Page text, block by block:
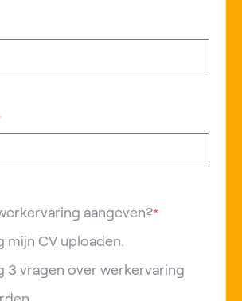
aangeven?*
mijn CV uploaden.
3 vragen over werkervaring